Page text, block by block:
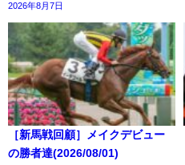
2026年8月7日
［新馬戦回顧］メイクデビュー
の勝者達(2026/08/01)